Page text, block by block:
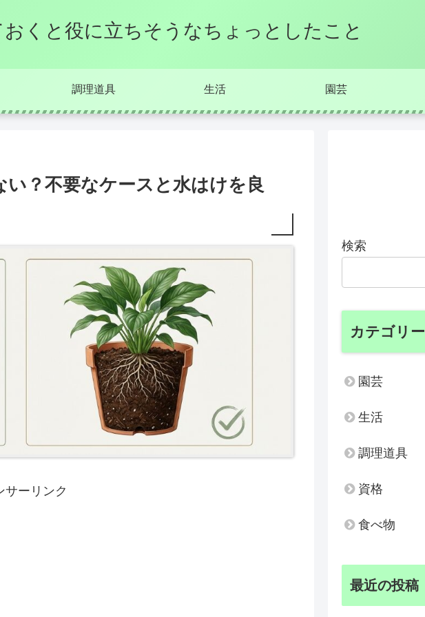
くと役に立ちそうなちょっとしたこと
調理道具 生活 園芸
？不要なケースと水はけを良
サーリンク
検索
カテゴリー
園芸
生活
調理道具
資格
食べ物
最近の投稿